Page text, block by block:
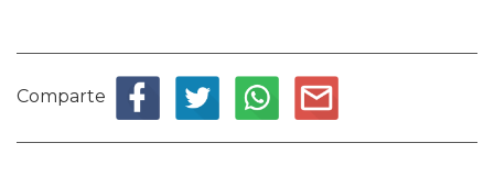
Comparte